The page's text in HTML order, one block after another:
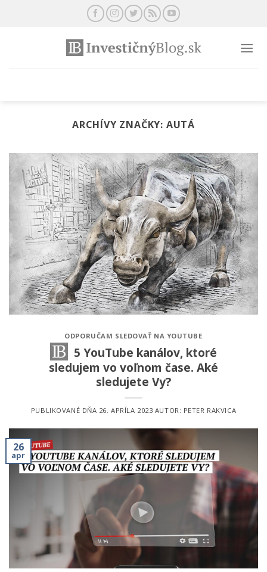
ARCHÍVY ZNAČKY: AUTÁ
ODPORUČAM SLEDOVAŤ NA YOUTUBE
5 YouTube kanálov, ktoré
sledujem vo voľnom čase. Aké
sledujete Vy?
PUBLIKOVANÉ DŇA 26. APRÍLA 2023 AUTOR: PETER RAKVICA
26
apr